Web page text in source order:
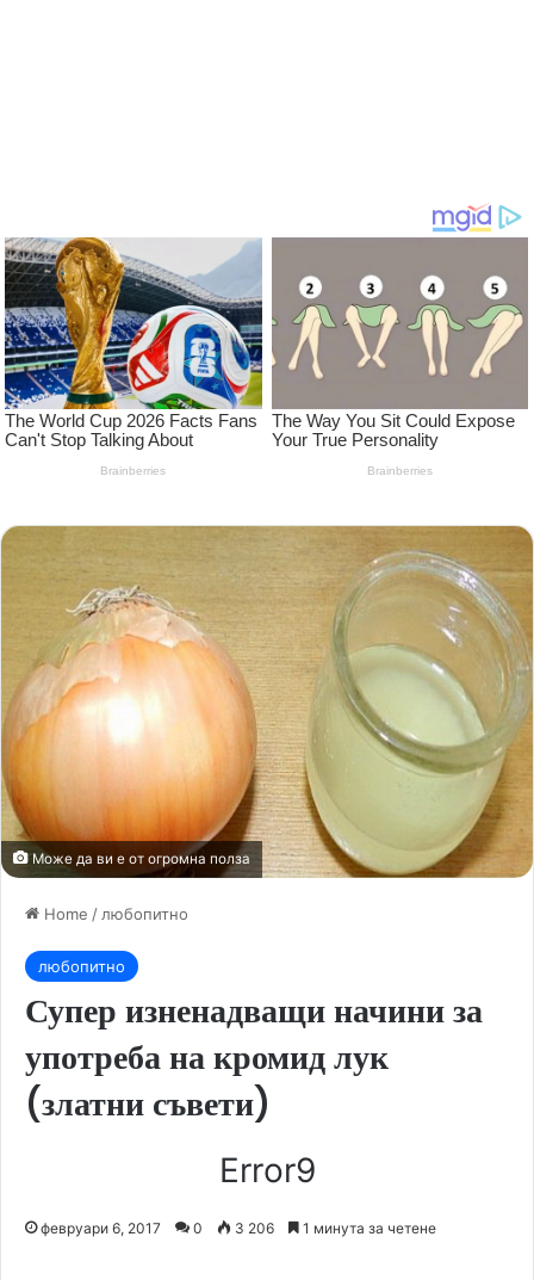
Може да ви е от огромна полза
Home /любопитно
любопитно
Супер изненадващи начини за
употреба на кромид лук
(златни съвети)
Error9
февруари 6, 2017 0 3 206 1 минута за четене